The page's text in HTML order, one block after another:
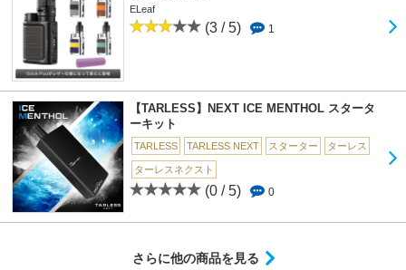
ELeaf
(3 / 5) 1
【TARLESS】NEXT ICE MENTHOL スタータ
ーキット
TARLESS TARLESS NEXT スターター ターレス
ターレスネクスト
(0 / 5) 0
さらに他の商品を見る